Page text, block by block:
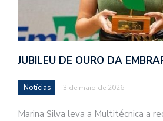
JUBILEU DE OURO DA
Notícias 3 de maio de 2026
Marina Silva leva a Multitécnica a